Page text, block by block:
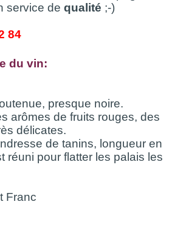
service de qualité ;-)
84
du vin:
presque noire.
arômes de fruits rouges, des
délicates.
de tanins, longueur en
réuni pour flatter les palais les
Franc